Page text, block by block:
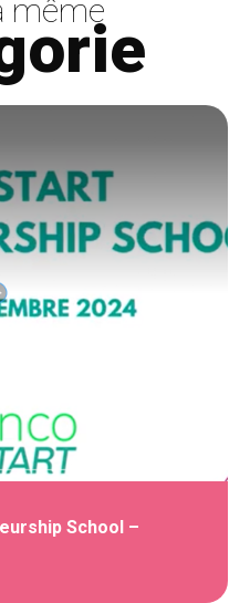
même
School –